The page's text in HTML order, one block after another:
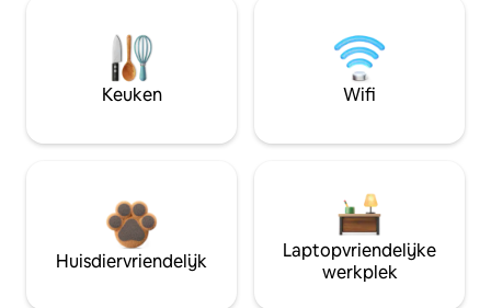
Keuken Wifi
Huisdiervriendelijk
Laptopvriendelijke
werkplek